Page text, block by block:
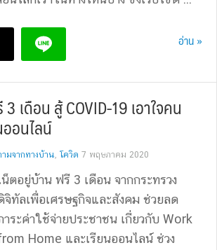
อ่าน »
เดือน สู้ COVID-19 เอาใจคน
อนไลน์
ามจากทางบ้าน, โควิด 7 พฤษภาคม 2020
น็ตอยู่บ้าน ฟรี 3 เดือน จากกระทรวง
จิทัลเพื่อเศรษฐกิจและสังคม ช่วยลด
าระค่าใช้จ่ายประชาชน เกี่ยวกับ Work
Home และเรียนออนไลน์ ช่วง